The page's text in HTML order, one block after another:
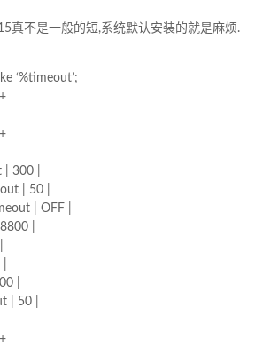
真不是一般的短,系统默认安装的就是麻烦.
‘%timeout’;
| 300 |
| 50 |
| OFF |
|
|
| 50 |